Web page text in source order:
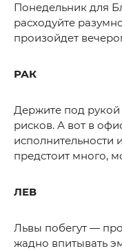
Понедельник для
расходуйте
произойдет
РАК
Держите под
рисков. А вот в
исполнительности
предстоит много,
ЛЕВ
Львы побегут —
жадно впитывать